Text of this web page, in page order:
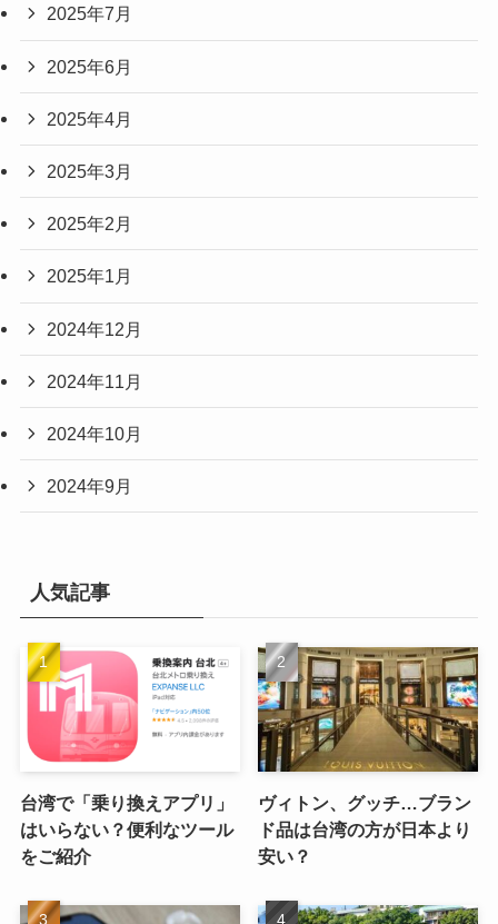
2025年7月
2025年6月
2025年4月
2025年3月
2025年2月
2025年1月
2024年12月
2024年11月
2024年10月
2024年9月
人気記事
台湾で「乗り換えアプリ」
はいらない？便利なツール
をご紹介
ヴィトン、グッチ…ブラン
ド品は台湾の方が日本より
安い？